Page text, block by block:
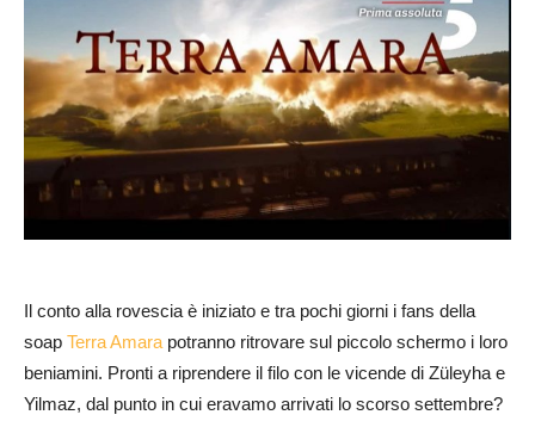
Il conto alla rovescia è iniziato e tra pochi giorni i fans della
soap Terra Amara potranno ritrovare sul piccolo schermo i loro
beniamini. Pronti a riprendere il filo con le vicende di Züleyha e
Yilmaz, dal punto in cui eravamo arrivati lo scorso settembre?